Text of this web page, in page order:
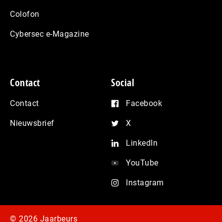
Colofon
Cybersec e-Magazine
Contact
Contact
Nieuwsbrief
Social
Facebook
X
LinkedIn
YouTube
Instagram
© 2026 Jaarbeurs